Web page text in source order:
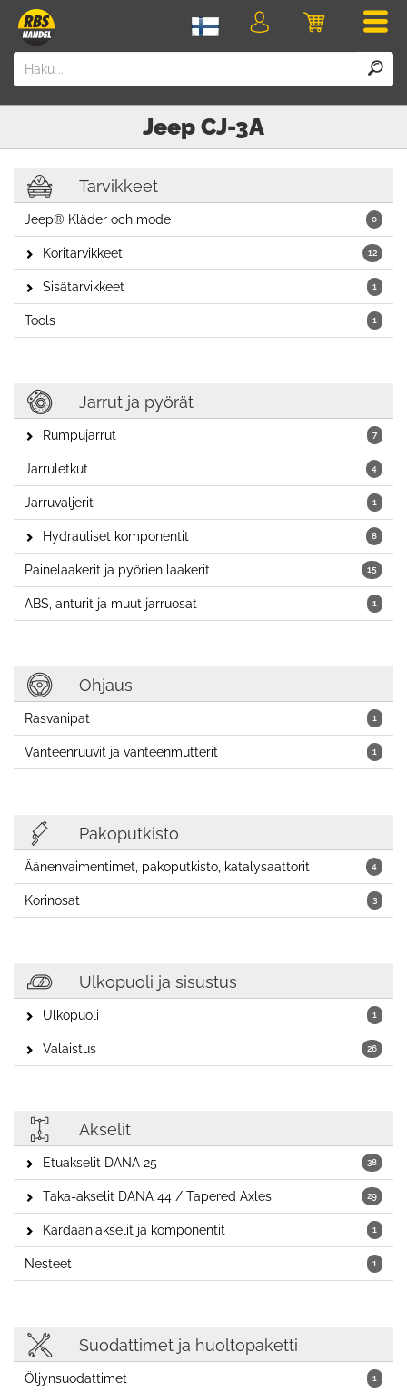
Ostoskori
Kirjaudu
Jeep CJ-3A
Tarvikkeet
0
Jeep® Kläder och mode
12
Koritarvikkeet
1
Sisätarvikkeet
1
Tools
Jarrut ja pyörät
7
Rumpujarrut
4
Jarruletkut
1
Jarruvaljerit
8
Hydrauliset komponentit
15
Painelaakerit ja pyörien laakerit
1
ABS, anturit ja muut jarruosat
Ohjaus
1
Rasvanipat
1
Vanteenruuvit ja vanteenmutterit
Pakoputkisto
4
Äänenvaimentimet, pakoputkisto, katalysaattorit
3
Korinosat
Ulkopuoli ja sisustus
1
Ulkopuoli
26
Valaistus
Akselit
38
Etuakselit DANA 25
29
Taka-akselit DANA 44 / Tapered Axles
1
Kardaaniakselit ja komponentit
1
Nesteet
Suodattimet ja huoltopaketti
1
Öljynsuodattimet